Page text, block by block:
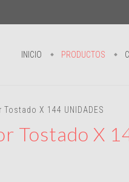
INICIO PRODUCTOS
X 144 UNIDADES
Tostado X